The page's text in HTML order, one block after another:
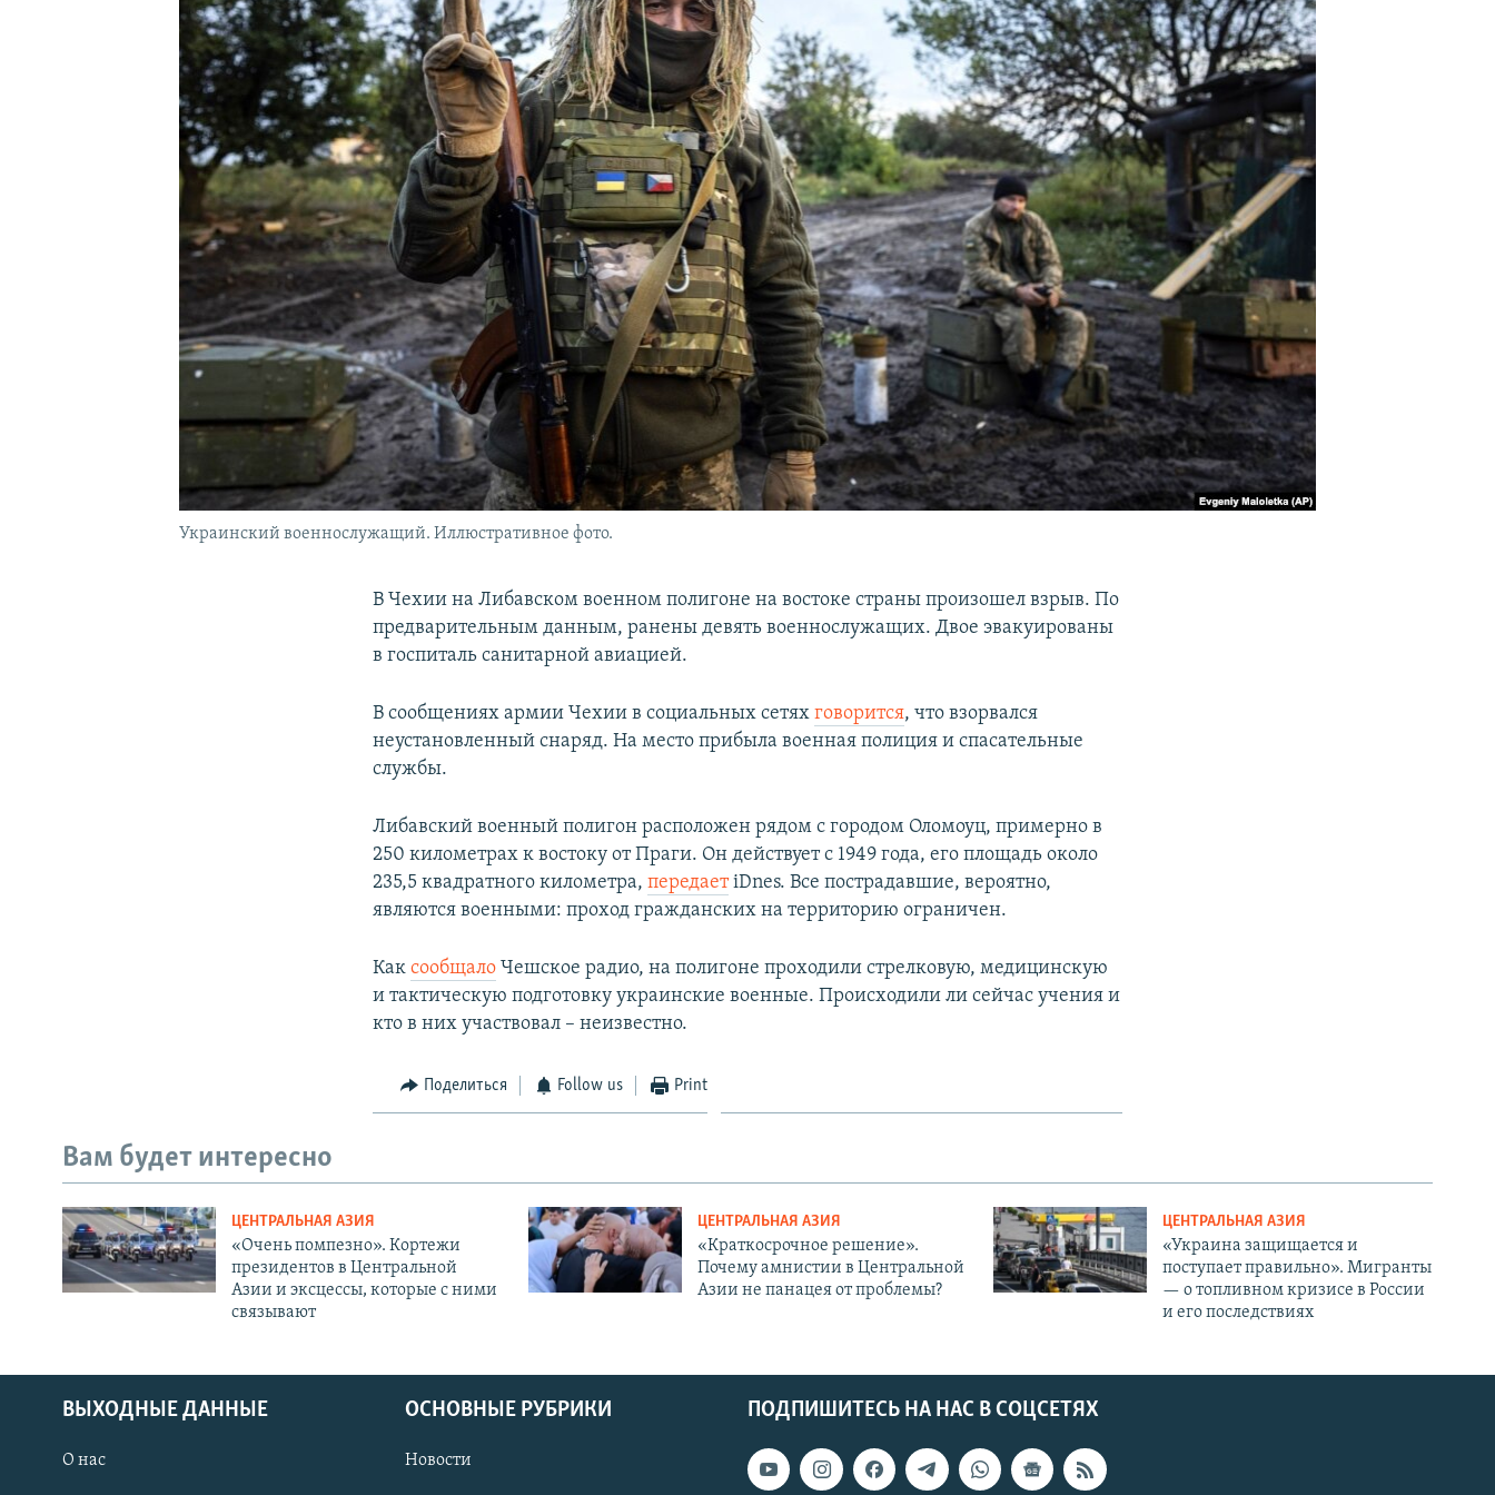
Украинский военнослужащий. Иллюстративное фото.
В Чехии на Либавском военном полигоне на востоке страны произошел взрыв. По
предварительным данным, ранены девять военнослужащих. Двое эвакуированы
в госпиталь санитарной авиацией.
В сообщениях армии Чехии в социальных сетяхговорится, что взорвался
неустановленный снаряд. На место прибыла военная полиция и спасательные
службы.
Либавский военный полигон расположен рядом с городом Оломоуц, примерно в
250 километрах к востоку от Праги. Он действует с 1949 года, его площадь около
235,5 квадратного километра,передаетiDnes. Все пострадавшие, вероятно,
являются военными: проход гражданских на территорию ограничен.
Каксообщало Чешское радио, на полигоне проходили стрелковую, медицинскую
и тактическую подготовку украинские военные. Происходили ли сейчас учения и
кто в них участвовал – неизвестно.
Поделиться Follow us Print
Вам будет интересно
ЦЕНТРАЛЬНАЯ АЗИЯ
«Очень помпезно». Кортежи
президентов в Центральной
Азии и эксцессы, которые с ними
связывают
ЦЕНТРАЛЬНАЯ АЗИЯ
«Краткосрочное решение».
Почему амнистии в Центральной
Азии не панацея от проблемы?
ЦЕНТРАЛЬНАЯ АЗИЯ
«Украина защищается и
поступает правильно». Мигранты
— о топливном кризисе в России
и его последствиях
ПОДПИШИТЕСЬ НА НАС В СОЦСЕТЯХ
ВЫХОДНЫЕ ДАННЫЕ
О нас
ОСНОВНЫЕ РУБРИКИ
Новости